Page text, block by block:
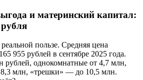
и материнский капитал:
пользе. Средняя цена
955 рублей в сентябре 2025 года.
рублей, однокомнатные от 4,7 млн,
млн, «трешки» — до 10,5 млн.